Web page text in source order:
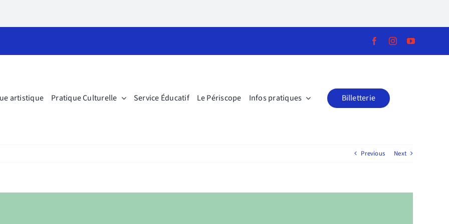
artistique Pratique Culturelle Service Éducatif Le Périscope Infos pratiques Billetterie
Previous Next